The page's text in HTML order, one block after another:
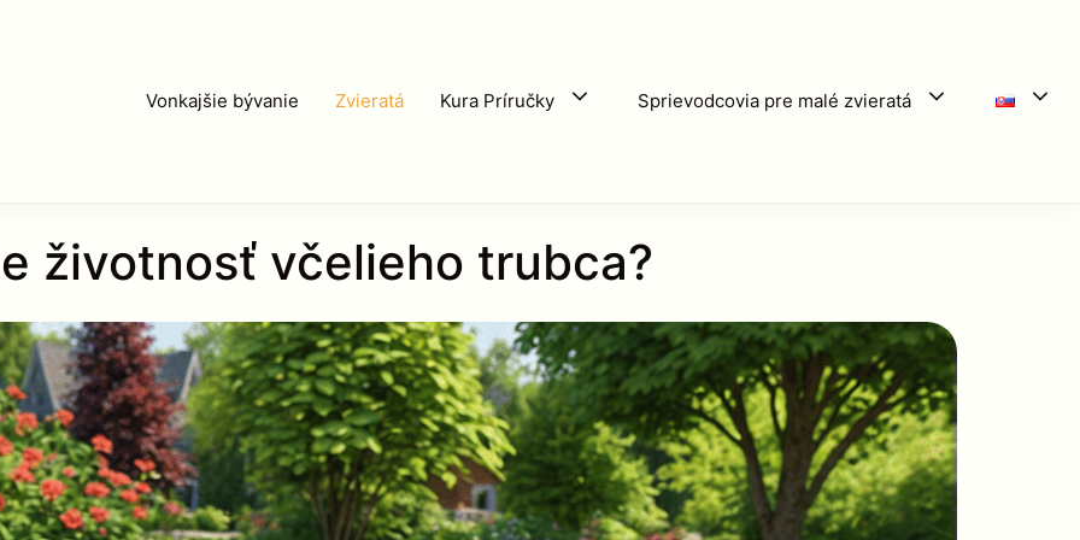
Vonkajšie bývanie Zvieratá Kura Príručky Sprievodcovia pre malé zvieratá
životnosť včelieho trubca?